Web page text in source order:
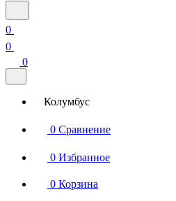
0
0
0
Колумбус
0 Сравнение
0 Избранное
0 Корзина